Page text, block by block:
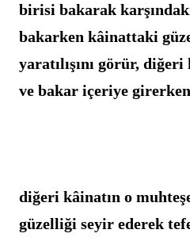
birisi bakarak
bakarken kâinattaki
yaratılışını görür,
ve bakar içeriye girerken
diğeri kâinatın o
güzelliği seyir ederek